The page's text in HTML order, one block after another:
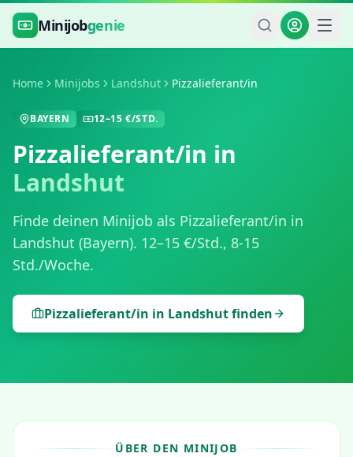
Zum Hauptinhalt springen
Minijobgenie
Home Minijobs Landshut Pizzalieferant/in
BAYERN 12–15 €/STD.
Pizzalieferant/in in
Landshut
Finde deinen Minijob als Pizzalieferant/in in
Landshut (Bayern). 12–15 €/Std., 8-15
Std./Woche.
Pizzalieferant/in in Landshutfinden
ÜBER DEN MINIJOB